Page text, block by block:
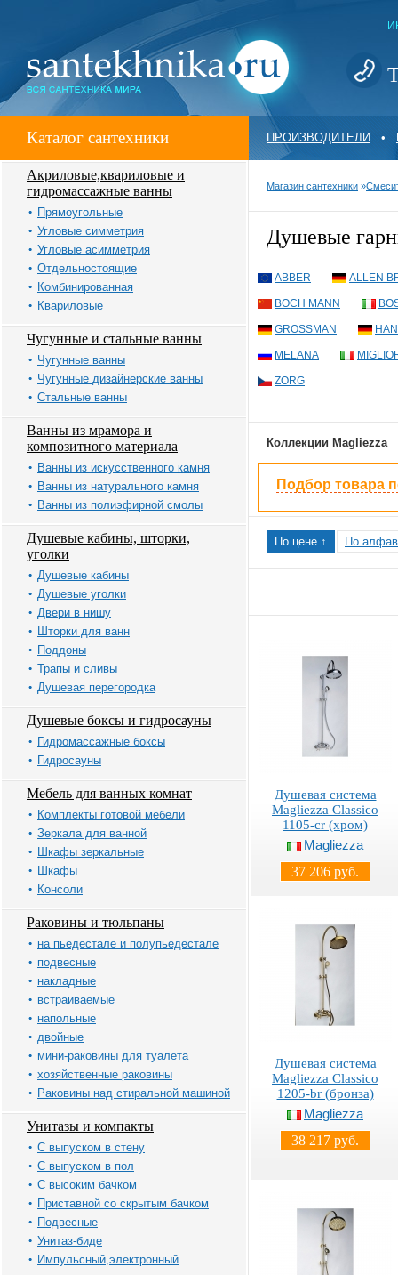
Каталог сантехники ПРОИЗВОДИТЕЛИ •
Акриловые,квариловые и
гидромассажные ванны
Прямоугольные
Угловые симметрия
Угловые асимметрия
Отдельностоящие
Комбинированная
Квариловые
Чугунные и стальные ванны
Чугунные ванны
Чугунные дизайнерские ванны
Стальные ванны
Ванны из мрамора и
композитного материала
Ванны из искусственного камня
Ванны из натурального камня
Ванны из полиэфирной смолы
Душевые кабины, шторки,
уголки
Душевые кабины
Душевые уголки
Двери в нишу
Шторки для ванн
Поддоны
Трапы и сливы
Душевая перегородка
Душевые боксы и гидросауны
Гидромассажные боксы
Гидросауны
Мебель для ванных комнат
Комплекты готовой мебели
Зеркала для ванной
Шкафы зеркальные
Шкафы
Консоли
Раковины и тюльпаны
на пьедестале и полупьедестале
подвесные
накладные
встраиваемые
напольные
двойные
мини-раковины для туалета
хозяйственные раковины
Раковины над стиральной машиной
Унитазы и компакты
С выпуском в стену
С выпуском в пол
С высоким бачком
Приставной со скрытым бачком
Подвесные
Унитаз-биде
Импульсный,электронный
Магазин сантехники »
Душевые
ABBER ALLEN
BOCH MANN
GROSSMAN
MELANA
ZORG
Коллекции Magliezza
Подбор товара
По цене ↑ По
Душевая система
Magliezza Classico
1105-cr (хром)
Magliezza
37 206 руб.
Душевая система
Magliezza Classico
1205-br (бронза)
Magliezza
38 217 руб.